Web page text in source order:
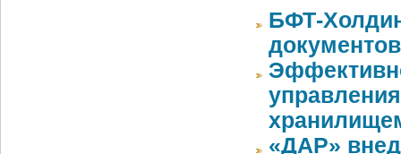
БФТ-
«ДАР»